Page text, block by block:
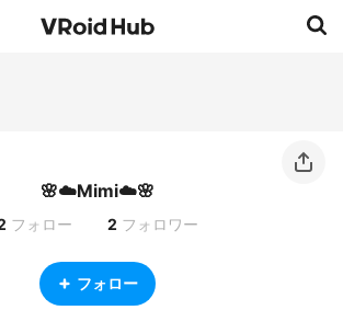
🌸☁️Mimi☁️🌸
フォロー 2 フォロワー
フォロー